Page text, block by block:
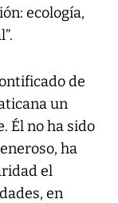
ecología,
de
un
Él no ha sido
ha
el
en